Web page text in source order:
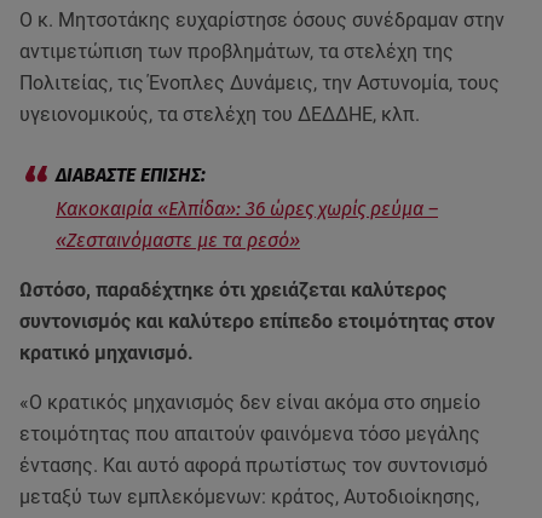
Ο κ. Μητσοτάκης ευχαρίστησε όσους συνέδραμαν στην
αντιμετώπιση των προβλημάτων, τα στελέχη της
Πολιτείας, τις Ένοπλες Δυνάμεις, την Αστυνομία, τους
υγειονομικούς, τα στελέχη του ΔΕΔΔΗΕ, κλπ.
Κακοκαιρία «Ελπίδα»: 36 ώρες χωρίς ρεύμα –
«Ζεσταινόμαστε με τα ρεσό»
Ωστόσο, παραδέχτηκε ότι χρειάζεται καλύτερος
συντονισμός και καλύτερο επίπεδο ετοιμότητας στον
κρατικό μηχανισμό.
«Ο κρατικός μηχανισμός δεν είναι ακόμα στο σημείο
ετοιμότητας που απαιτούν φαινόμενα τόσο μεγάλης
έντασης. Και αυτό αφορά πρωτίστως τον συντονισμό
μεταξύ των εμπλεκόμενων: κράτος, Αυτοδιοίκησης,